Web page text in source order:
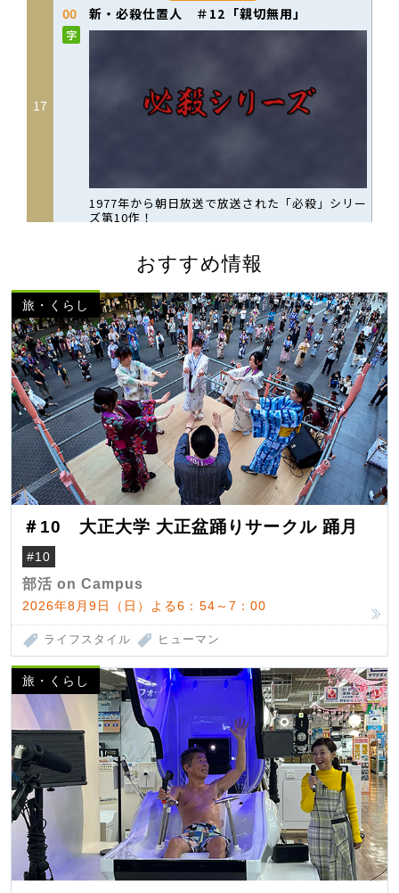
おすすめ情報
旅・くらし
＃10 大正大学 大正盆踊りサークル 踊月
#10
部活 on Campus
2026年8月9日（日）よる6：54～7：00
ライフスタイル ヒューマン
旅・くらし